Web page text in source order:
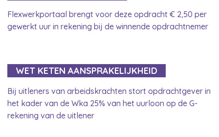
Flexwerkportaal brengt voor deze opdracht € 2,50 per
gewerkt uur in rekening bij de winnende opdrachtnemer
WET KETEN AANSPRAKELIJKHEID
Bij uitleners van arbeidskrachten stort opdrachtgever in
het kader van de Wka 25% van het uurloon op de G-
rekening van de uitlener